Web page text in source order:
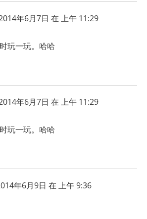
年6月7日 在 上午 11:29
玩一玩。哈哈
年6月7日 在 上午 11:29
玩一玩。哈哈
年6月9日 在 上午 9:36